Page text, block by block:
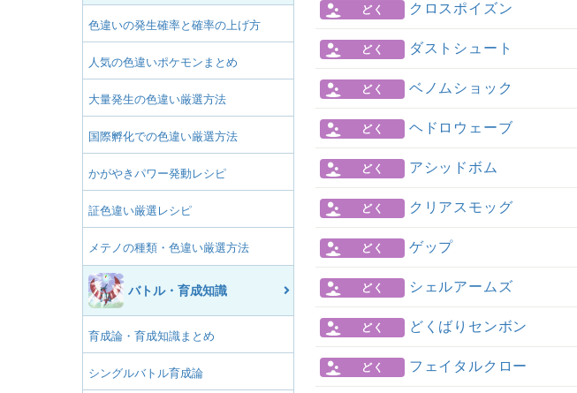
色違いの発生確率と確率の上げ方
人気の色違いポケモンまとめ
大量発生の色違い厳選方法
国際孵化での色違い厳選方法
かがやきパワー発動レシピ
証色違い厳選レシピ
メテノの種類・色違い厳選方法
バトル・育成知識
育成論・育成知識まとめ
シングルバトル育成論
どく クロスポイズン
どく ダストシュート
どく ベノムショック
どく ヘドロウェーブ
どく アシッドボム
どく クリアスモッグ
どく ゲップ
どく シェルアームズ
どく どくばりセンボン
どく フェイタルクロー